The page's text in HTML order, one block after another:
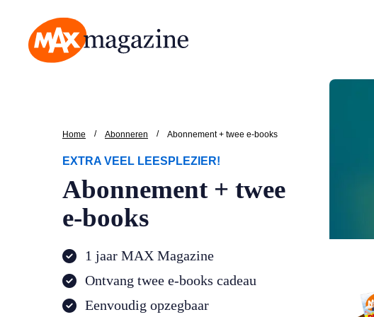
Home / Abonneren / Abonnement + twee e-books
EXTRA VEEL LEESPLEZIER!
Abonnement + twee
e-books
1 jaar MAX Magazine
Ontvang twee e-books cadeau
Eenvoudig opzegbaar